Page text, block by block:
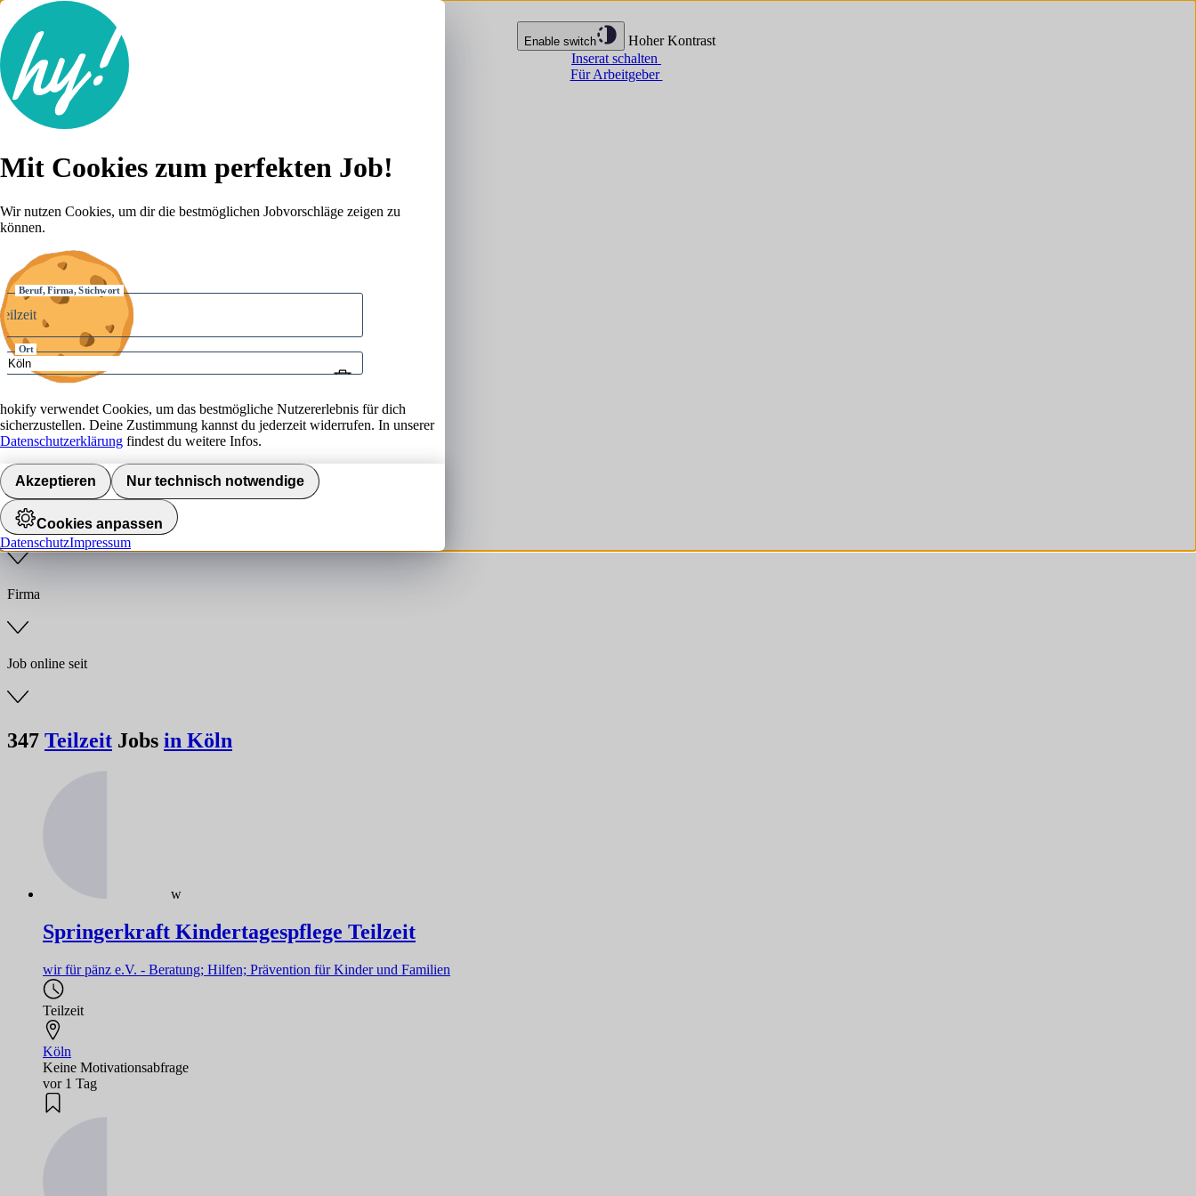
Enable switch
Hoher Kontrast
Inserat schalten
Für Arbeitgeber
Lebenslauf
Anmelden
Beruf, Firma, Stichwort
Ort
Jobs finden
Branche
Firma
Job online seit
347 Teilzeit Jobs in Köln
w
Springerkraft Kindertagespflege Teilzeit
wir für pänz e.V. - Beratung; Hilfen; Prävention für Kinder und Familien
Teilzeit
Köln
Keine Motivationsabfrage
vor 1 Tag
Mit Cookies zum perfekten Job!
Wir nutzen Cookies, um dir die bestmöglichen Jobvorschläge zeigen zu
können.
hokify verwendet Cookies, um das bestmögliche Nutzererlebnis für dich
sicherzustellen. Deine Zustimmung kannst du jederzeit widerrufen. In unserer
Datenschutzerklärung findest du weitere Infos.
Akzeptieren Nur technisch notwendige
Cookies anpassen
DatenschutzImpressum